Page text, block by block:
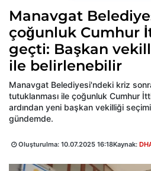
Manavgat
çoğunluk Cumhur
geçti: Başkan
ile belirlenebilir
Manavgat Belediyesi'ndeki kriz
tutuklanması ile çoğunluk Cumhur
ardından yeni başkan vekilliği
gündemde.
Oluşturulma: 10.07.2025 16:18Kaynak: